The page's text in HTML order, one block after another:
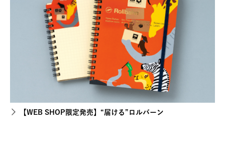
【WEB SHOP限定発売】“届ける”ロルバーン